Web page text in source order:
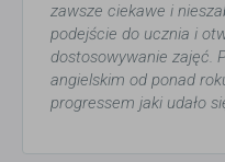
zawsze ciekawe i
podejście do ucznia i
dostosowywanie zajęć.
angielskim od ponad
progressem jaki udało